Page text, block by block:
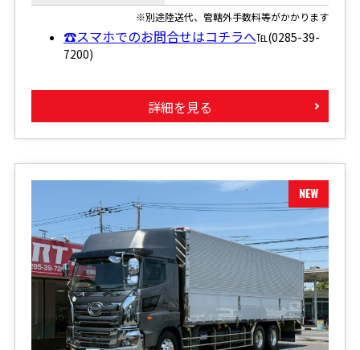
※別途陸送代、管轄外手数料等がかかります
☎スマホでのお問合せはコチラへ℡(0285-39-
7200)
詳細を見る